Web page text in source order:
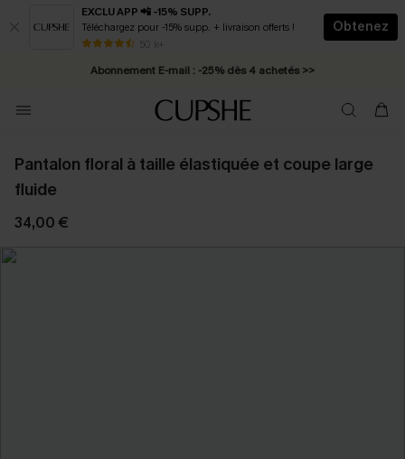
EXCLU APP 📲 -15% SUPP.
Téléchargez pour -15% supp. + livraison offerts !
50 k+
Obtenez
* Livraison éclair 2-3 jours ouvrés >>
Abonnement E-mail : -25% dès 4 achetés >>
Pantalon floral à taille élastiquée et coupe large
fluide
34,00 €